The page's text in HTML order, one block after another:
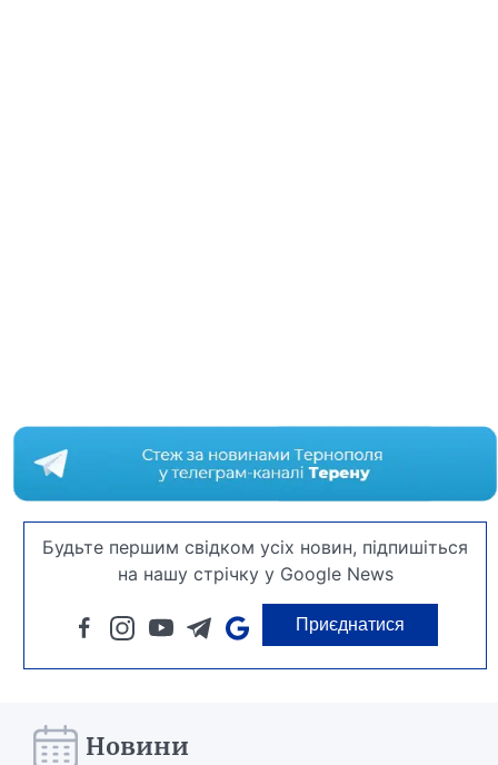
Будьте першим свідком усіх новин, підпишіться
на нашу стрічку у Google News
Приєднатися
Новини